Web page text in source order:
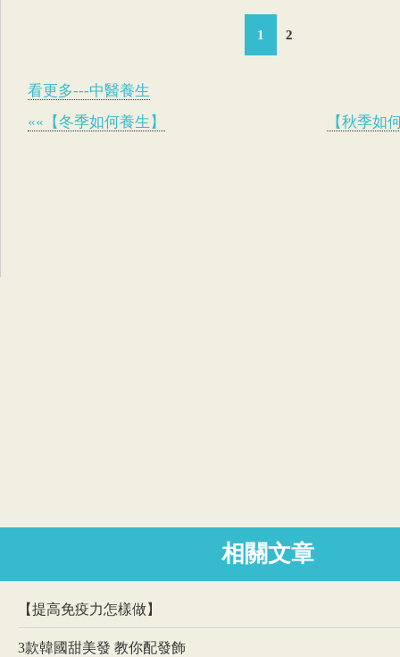
1 2
看更多---中醫養生
««【冬季如何養生】
【秋季如
相關文章
【提高免疫力怎樣做】
3款韓國甜美發 教你配發飾